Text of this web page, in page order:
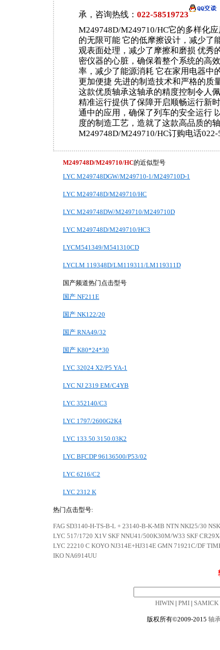
承，咨询热线： 022-58519723
M249748D/M249710/HC它的多样化
的无限可能 它的低摩擦设计，减少了
观表面处理，减少了摩擦和磨损 优秀
密仪器的心脏，确保着整个系统的高
率，减少了能源消耗 它在家用电器中
更加便捷 先进的制造技术和严格的质
这款优质轴承这轴承的精度控制令人
精准运行提供了保障开启顺畅运行新
通中的应用，确保了列车的安全运行
度的制造工艺，造就了这款高品质的
M249748D/M249710/HC订购电话022-
M249748D/M249710/HC的近似型号
LYC M249748DGW/M249710-1/M249710D-1
LYC M249748D/M249710/HC
LYC M249748DW/M249710/M249710D
LYC M249748D/M249710/HC3
LYCM541349/M541310CD
LYCLM 119348D/LM119311/LM119311D
国产频道热门点击型号
国产 NF211E
国产 NK122/20
国产 RNA49/32
国产 K80*24*30
LYC 32024 X2/P5 YA-1
LYC NJ 2319 EM/C4YB
LYC 352140/C3
LYC 1797/2600G2K4
LYC 133.50.3150.03K2
LYC BFCDP 96136500/P53/02
LYC 6216/C2
LYC 2312 K
热门点击型号:
FAG SD3140-H-TS-B-L + 23140-B-K-MB NTN NKI25/30
LYC 517/1720 X1V SKF NNU41/500K30M/W33 SKF
LYC 22210 C KOYO NJ314E+HJ314E GMN 71921C/DF
IKO NA6914UU
HIWIN| PMI| SAMICK
版权所有©2009-2015 轴